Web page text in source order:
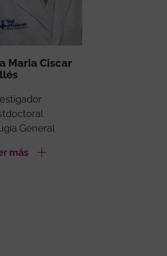
Maria Ciscar
General
más